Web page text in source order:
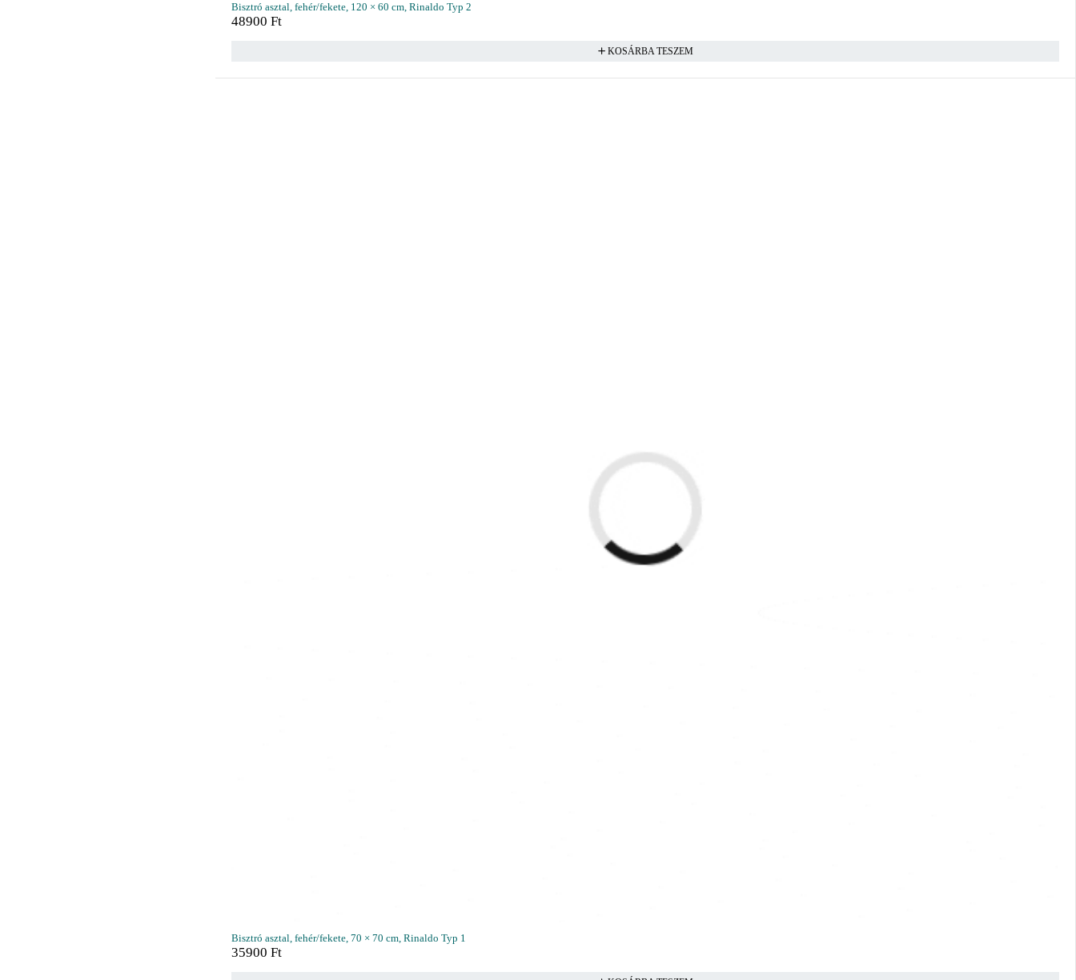
Bisztró asztal, fehér/fekete, 120 × 60 cm, Rinaldo Typ 2
48900 Ft
KOSÁRBA TESZEM
Bisztró asztal, fehér/fekete, 70 × 70 cm, Rinaldo Typ 1
35900 Ft